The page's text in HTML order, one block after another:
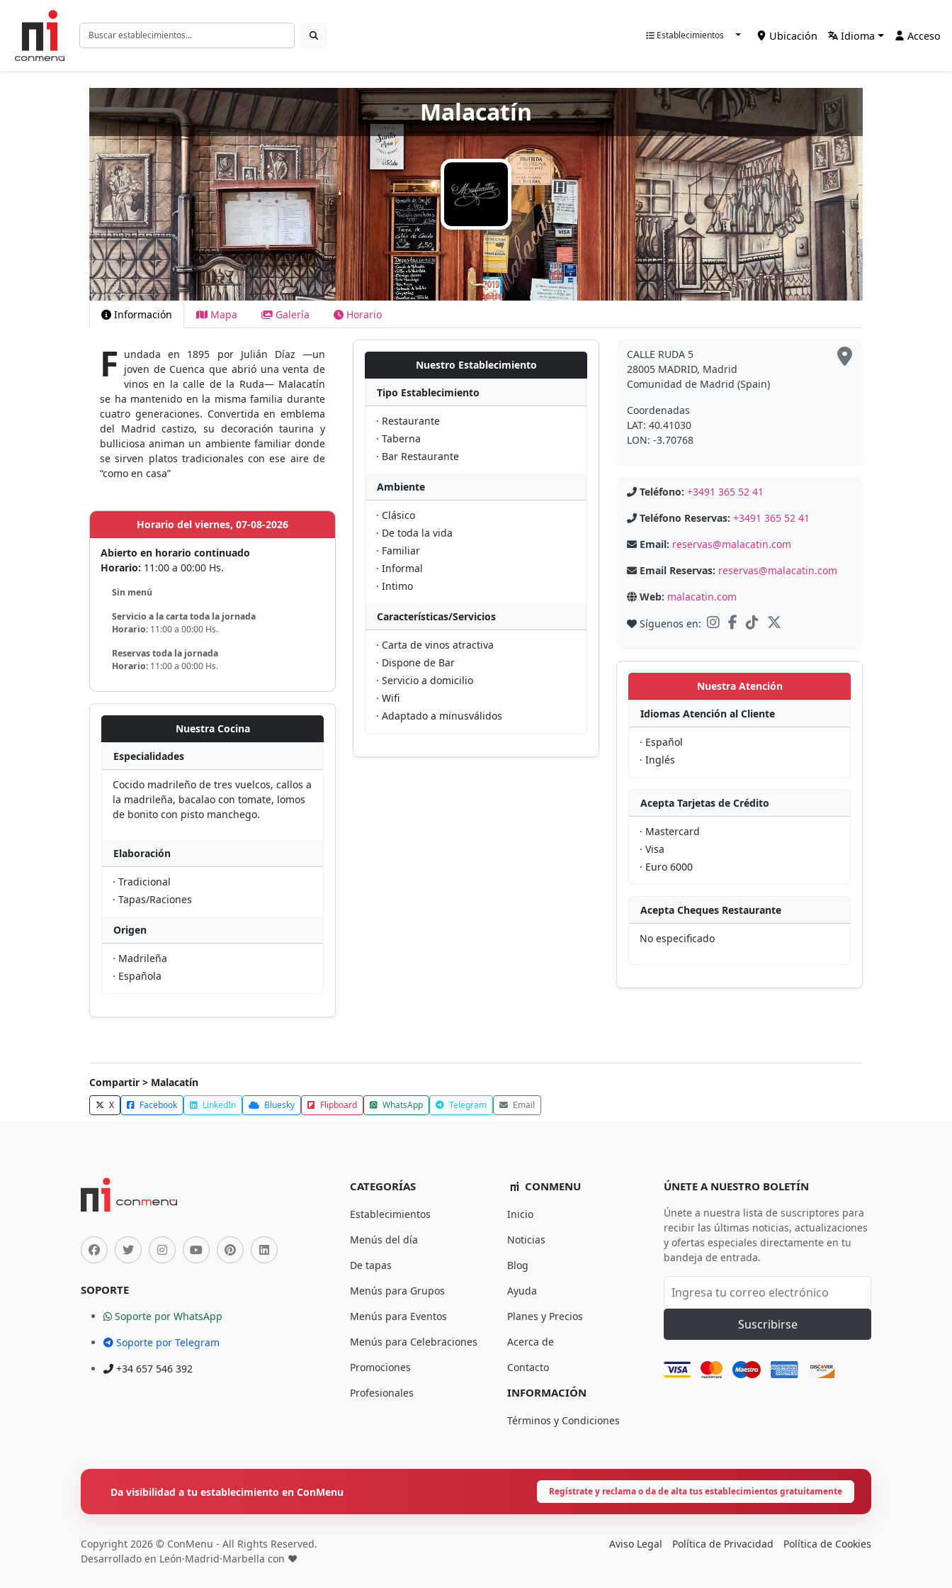
Establecimientos Ubicación Idioma Acceso
Malacatín
Información Mapa Galería Horario
F undada en 1895 por Julián Díaz —un
joven de Cuenca que abrió una venta de
vinos en la calle de la Ruda— Malacatín
se ha mantenido en la misma familia durante
cuatro generaciones. Convertida en emblema
del Madrid castizo, su decoración taurina y
bulliciosa animan un ambiente familiar donde
se sirven platos tradicionales con ese aire de
“como en casa”
Horario del viernes, 07-08-2026
Abierto en horario continuado
Horario: 11:00 a 00:00 Hs.
Sin menú
Servicio a la carta toda la jornada
Horario: 11:00 a 00:00 Hs.
Reservas toda la jornada
Horario: 11:00 a 00:00 Hs.
Nuestra Cocina
Especialidades
Cocido madrileño de tres vuelcos, callos a
la madrileña, bacalao con tomate, lomos
de bonito con pisto manchego.
Elaboración
· Tradicional
· Tapas/Raciones
Origen
· Madrileña
· Española
Nuestro Establecimiento
Tipo Establecimiento
· Restaurante
· Taberna
· Bar Restaurante
Ambiente
· Clásico
· De toda la vida
· Familiar
· Informal
· Intimo
Características/Servicios
· Carta de vinos atractiva
· Dispone de Bar
· Servicio a domicilio
· Wifi
· Adaptado a minusválidos
CALLE RUDA 5
28005 MADRID, Madrid
Comunidad de Madrid (Spain)
Coordenadas
LAT: 40.41030
LON: -3.70768
Teléfono: +3491 365 52 41
Teléfono Reservas: +3491 365 52 41
Email: reservas@malacatin.com
Email Reservas: reservas@malacatin.com
Web: malacatin.com
Síguenos en:
Nuestra Atención
Idiomas Atención al Cliente
· Español
· Inglés
Acepta Tarjetas de Crédito
· Mastercard
· Visa
· Euro 6000
Acepta Cheques Restaurante
No especificado
Compartir > Malacatín
X Facebook LinkedIn Bluesky Flipboard WhatsApp Telegram Email
SOPORTE
Soporte por WhatsApp
Soporte por Telegram
+34 657 546 392
CATEGORÍAS
Establecimientos
Menús del día
De tapas
Menús para Grupos
Menús para Eventos
Menús para Celebraciones
Promociones
Profesionales
CONMENU
Inicio
Noticias
Blog
Ayuda
Planes y Precios
Acerca de
Contacto
INFORMACIÓN
Términos y Condiciones
ÚNETE A NUESTRO BOLETÍN
Únete a nuestra lista de suscriptores para
recibir las últimas noticias, actualizaciones
y ofertas especiales directamente en tu
bandeja de entrada.
Suscribirse
Da visibilidad a tu establecimiento en ConMenu Regístrate y reclama o da de alta tus establecimientos gratuitamente
Copyright 2026 © ConMenu - All Rights Reserved.
Desarrollado en León·Madrid·Marbella con ❤️
Aviso Legal Política de Privacidad Política de Cookies